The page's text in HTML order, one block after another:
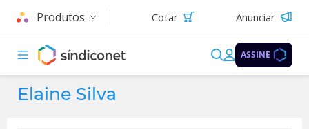
Produtos Cotar Anunciar
ASSINE
Elaine Silva